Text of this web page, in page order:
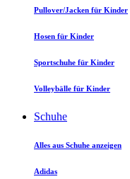
Pullover/Jacken für Kinder
Hosen für Kinder
Sportschuhe für Kinder
Volleybälle für Kinder
Schuhe
Alles aus Schuhe anzeigen
Adidas